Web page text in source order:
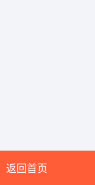
返回首页